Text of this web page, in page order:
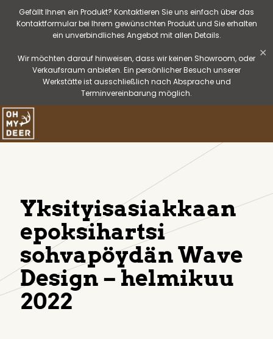
Gefällt Ihnen ein Produkt? Kontaktieren Sie uns einfach über das
Kontaktformular bei Ihrem gewünschten Produkt und Sie erhalten
ein unverbindliches Angebot mit allen Details.
Wir möchten darauf hinweisen, dass wir keinen Showroom, oder
Verkaufsraum anbieten. Ein persönlicher Besuch unserer
Werkstätte ist ausschließlich nach Absprache und
Terminvereinbarung möglich.
✕
Yksityisasiakkaan
epoksihartsi
sohvapöydän Wave
Design – helmikuu
2022